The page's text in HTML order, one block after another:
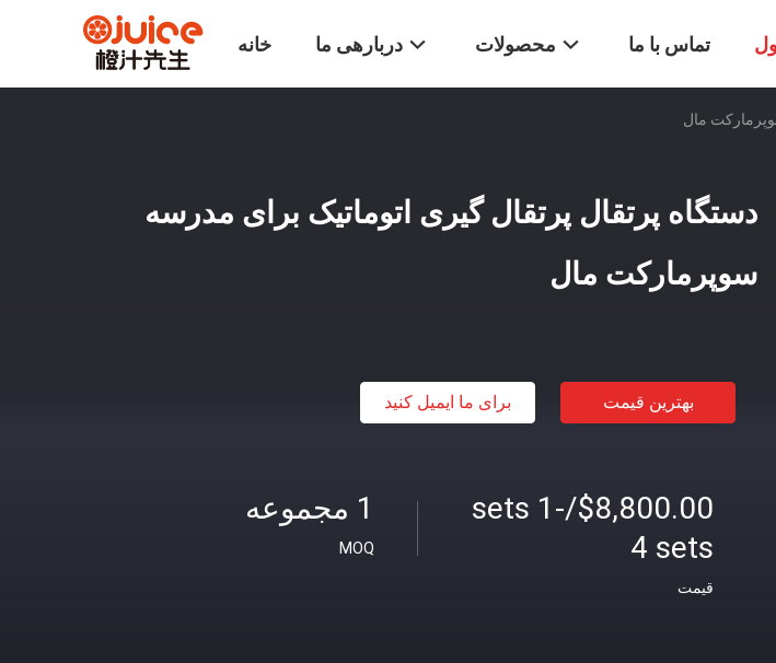
خانه دربارهی ما محصولات تماس با ما
مال
دستگاه پرتقال پرتقال گیری اتوماتیک برای مدرسه
سوپرمارکت مال
بهترین قیمت برای ما ایمیل کنید
1 مجموعه
MOQ
$8,800.00/sets 1-
4 sets
قیمت